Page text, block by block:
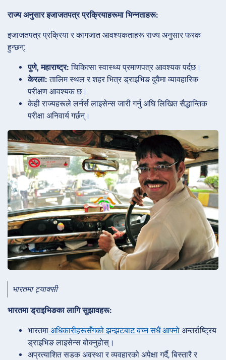
राज्य अनुसार इजाजतपत्र प्रक्रियाहरूमा भिन्नताहरू:
इजाजतपत्र प्रक्रिया र कागजात आवश्यकताहरू राज्य अनुसार फरक
हुन्छन्:
पुणे, महाराष्ट्र: चिकित्सा स्वास्थ्य प्रमाणपत्र आवश्यक पर्दछ।
केरला: तालिम स्थल र शहर भित्र ड्राइभिङ दुवैमा व्यावहारिक
परीक्षण आवश्यक छ।
केही राज्यहरूले लर्नर्स लाइसेन्स जारी गर्नु अघि लिखित सैद्धान्तिक
परीक्षा अनिवार्य गर्छन्।
भारतमा ट्याक्सी
भारतमा ड्राइभिङका लागि सुझावहरू:
भारतमा अधिकारीहरूसँगको झन्झटबाट बच्न सधैं आफ्नो अन्तर्राष्ट्रिय
ड्राइभिङ लाइसेन्स बोक्नुहोस्।
अप्रत्याशित सडक अवस्था र व्यवहारको अपेक्षा गर्दै, बिस्तारै र